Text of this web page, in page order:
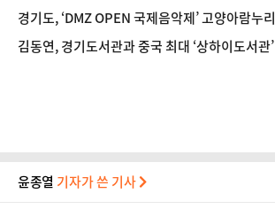
경기도, ‘DMZ OPEN 국제음악제’ 고양아람누
김동연, 경기도서관과 중국 최대 ‘상하이도서관
윤종열 기자가 쓴 기사